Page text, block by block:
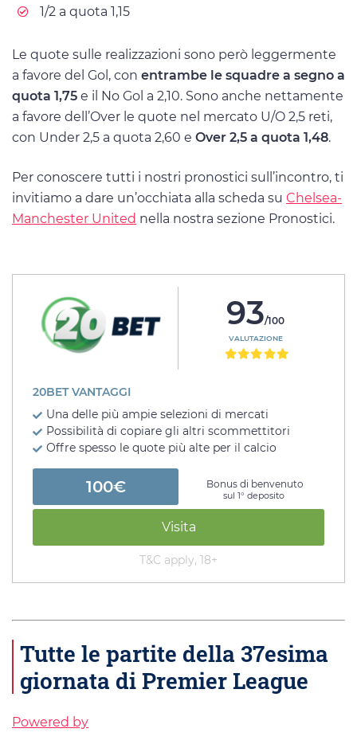
1/2 a quota 1,15
Le quote sulle realizzazioni sono però leggermente
a favore del Gol, con entrambe le squadre a segno a
quota 1,75 e il No Gol a 2,10. Sono anche nettamente
a favore dell’Over le quote nel mercato U/O 2,5 reti,
con Under 2,5 a quota 2,60 e Over 2,5 a quota 1,48.
Per conoscere tutti i nostri pronostici sull’incontro, ti
invitiamo a dare un’occhiata alla scheda su Chelsea-
Manchester United nella nostra sezione Pronostici.
93/100
VALUTAZIONE
20BET VANTAGGI
Una delle più ampie selezioni di mercati
Possibilità di copiare gli altri scommettitori
Offre spesso le quote più alte per il calcio
100€ Bonus di benvenuto
sul 1° deposito
Visita
T&C apply, 18+
Tutte le partite della 37esima
giornata di Premier League
Powered by